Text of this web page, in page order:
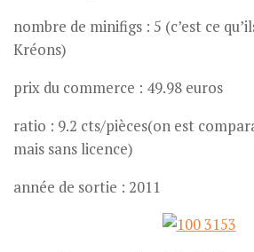
nombre de minifigs : 5 (c’est ce
Kréons)
prix du commerce : 49.98 euros
ratio : 9.2 cts/pièces(on est
mais sans licence)
année de sortie : 2011